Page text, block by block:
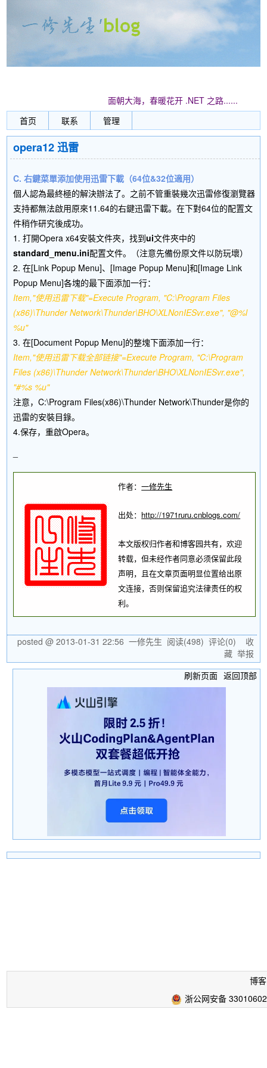
面朝大海，春暖花开 .NET 之路......
首页
联系 管理
opera12 迅雷
C. 右鍵菜單添加使用迅雷下載（64位&32位適用）
個人認為最終極的解決辦法了。之前不管重裝幾次迅雷修復瀏覽器
支持都無法啟用原來11.64的右鍵迅雷下載。在下對64位的配置文
件稍作研究後成功。
1. 打開Opera x64安裝文件夾，找到ui文件夾中的
standard_menu.ini配置文件。（注意先備份原文件以防玩壞）
2. 在[Link Popup Menu]、[Image Popup Menu]和[Image Link
Popup Menu]各塊的最下面添加一行：
Item,"使用迅雷下载"=Execute Program, "C:\Program Files
(x86)\Thunder Network\Thunder\BHO\XLNonIESvr.exe", "@%l
%u"
3. 在[Document Popup Menu]的整塊下面添加一行：
Item,"使用迅雷下载全部链接"=Execute Program, "C:\Program
Files (x86)\Thunder Network\Thunder\BHO\XLNonIESvr.exe",
"#%s %u"
注意，C:\Program Files(x86)\Thunder Network\Thunder是你的
迅雷的安裝目錄。
4.保存，重啟Opera。
作者：一修先生
出处： http://1971ruru.cnblogs.com/
本文版权归作者和博客园共有，欢迎
转载，但未经作者同意必须保留此段
声明，且在文章页面明显位置给出原
文连接，否则保留追究法律责任的权
利。
posted @ 2013-01-31 22:56 一修先生 阅读(498) 评论(0) 收
藏 举报
刷新页面 返回顶部
博
浙公网安备